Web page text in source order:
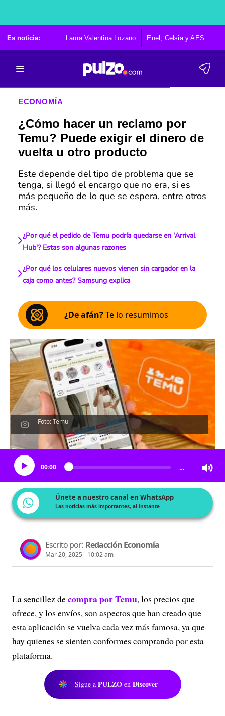
Es noticia: Laura Valentina Lozano Enel, Celsia y AES
ECONOMÍA
¿Cómo hacer un reclamo por
Temu? Puede exigir el dinero de
vuelta u otro producto
Este depende del tipo de problema que se
tenga, si llegó el encargo que no era, si es
más pequeño de lo que se espera, entre otros
más.
¿Por qué el pedido de Temu podría quedarse en 'Arrival
Hub'? Estas son algunas razones
¿Por qué los celulares nuevos vienen sin cargador en la
caja como antes? Samsung explica
¿De afán?Te lo resumimos
Foto: Temu
Escucha el artículo
00:00 …
Únete a nuestro canal en WhatsApp
Las noticias más importantes, al instante
Escrito por: Redacción Economía
Mar 20, 2025 - 10:02 am
La sencillez decompra por Temu, los precios que
ofrece, y los envíos, son aspectos que han creado que
esta aplicación se vuelva cada vez más famosa, ya que
hay quienes se sienten conformes comprando por esta
plataforma.
Sigue a PULZO en Discover